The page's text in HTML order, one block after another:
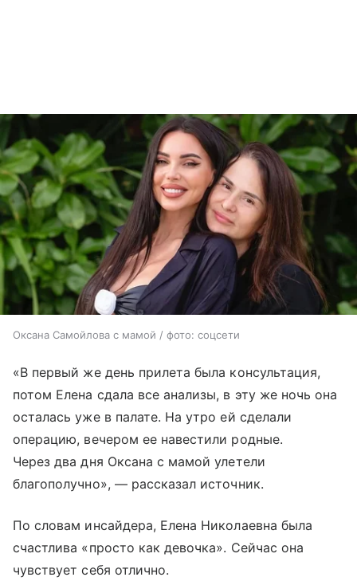
Оксана Самойлова с мамой / фото: соцсети
«В первый же день прилета была консультация,
потом Елена сдала все анализы, в эту же ночь она
осталась уже в палате. На утро ей сделали
операцию, вечером ее навестили родные.
Через два дня Оксана с мамой улетели
благополучно», — рассказал источник.
По словам инсайдера, Елена Николаевна была
счастлива «просто как девочка». Сейчас она
чувствует себя отлично.